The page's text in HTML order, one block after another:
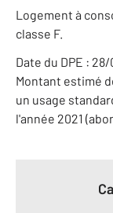
Logement à
classe F.
Date du DPE :
Montant estimé
un usage
l'année 2021